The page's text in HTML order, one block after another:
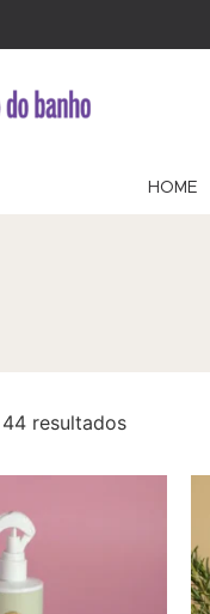
HOME
resultados